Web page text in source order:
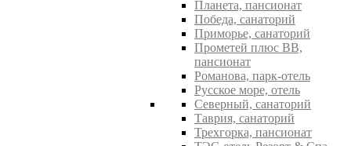
Планета, пансионат
Победа, санаторий
Приморье, санаторий
Прометей плюс ВВ,
пансионат
Романова, парк-отель
Русское море, отель
Северный, санаторий
Таврия, санаторий
Трехгорка, пансионат